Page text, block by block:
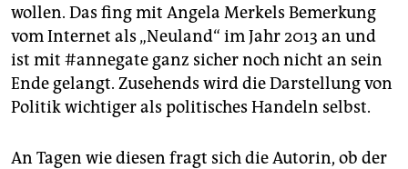
wollen. Das fing mit Angela Merkels Bemerkung
vom Internet als „Neuland“ im Jahr 2013 an und
ist mit #annegate ganz sicher noch nicht an sein
Ende gelangt. Zusehends wird die Darstellung von
Politik wichtiger als politisches Handeln selbst.
An Tagen wie diesen fragt sich die Autorin, ob der